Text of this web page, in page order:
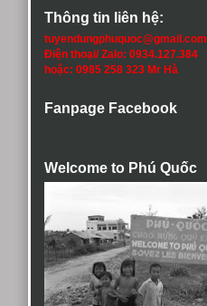
Thông tin liên hệ:
tuyendungphuquoc@gmail.com
Điện thoại/ Zalo: 0934.127.384
hoặc: 0985 258 323 Mr Hà
Fanpage Facebook
Welcome to Phú Quốc